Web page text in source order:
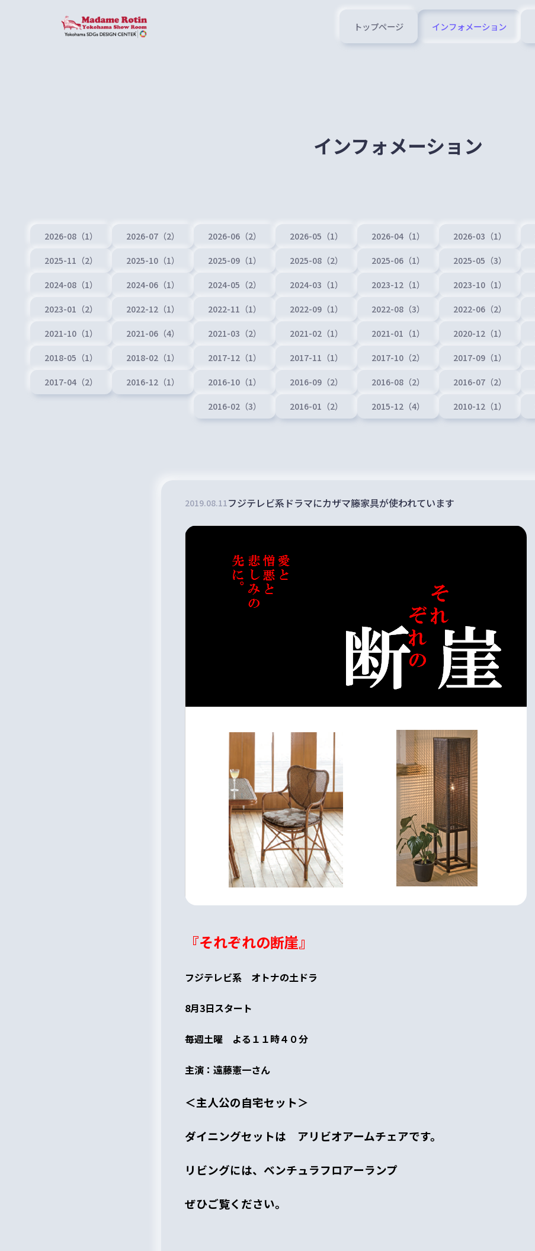
トップページ インフォメーション
インフォメーション
2026-08（1） 2026-07（2） 2026-06（2） 2026-05（1） 2026-04（1） 2026-03（1）
2025-11（2） 2025-10（1） 2025-09（1） 2025-08（2） 2025-06（1） 2025-05（3）
2024-08（1） 2024-06（1） 2024-05（2） 2024-03（1） 2023-12（1） 2023-10（1）
2023-01（2） 2022-12（1） 2022-11（1） 2022-09（1） 2022-08（3） 2022-06（2）
2021-10（1） 2021-06（4） 2021-03（2） 2021-02（1） 2021-01（1） 2020-12（1）
2018-05（1） 2018-02（1） 2017-12（1） 2017-11（1） 2017-10（2） 2017-09（1）
2017-04（2） 2016-12（1） 2016-10（1） 2016-09（2） 2016-08（2） 2016-07（2）
2016-02（3） 2016-01（2） 2015-12（4） 2010-12（1）
2019.08.11フジテレビ系ドラマにカザマ籐家具が使われています
『それぞれの断崖』
フジテレビ系 オトナの土ドラ
8月3日スタート
毎週土曜 よる１１時４０分
主演：遠藤憲一さん
＜主人公の自宅セット＞
ダイニングセットは アリビオアームチェアです。
リビングには、ベンチュラフロアーランプ
ぜひご覧ください。